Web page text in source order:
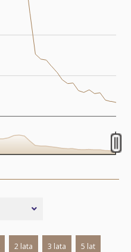
2 lata 3 lata 5 lat